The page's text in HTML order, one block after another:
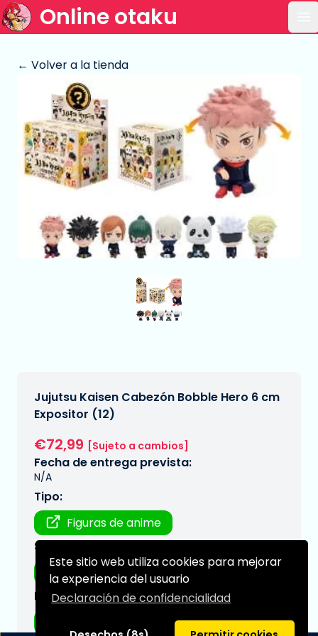
Este sitio web utiliza cookies para mejorar
la experiencia del usuario
Declaración de confidencialidad
Online otaku
← Volver a la tienda
Jujutsu Kaisen Cabezón Bobble Hero 6 cm
Expositor (12)
€72,99 [Sujeto a cambios]
Fecha de entrega prevista:
N/A
Tipo:
Figuras de anime
Serie:
Jujutsu Kaisen
Marca: